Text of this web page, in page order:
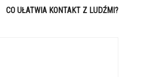
CO UŁATWIA KONTAKT Z LUDŹMI?